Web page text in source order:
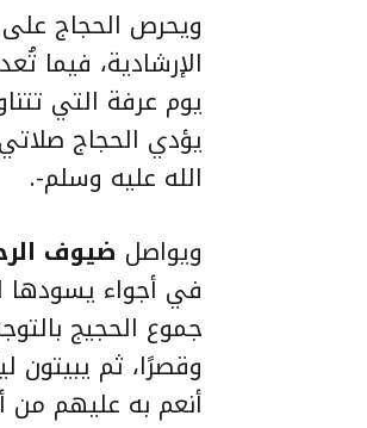
ويحرص الحجاج على
الإرشادية، فيما
يوم عرفة التي
يؤدي الحجاج
الله عليه وسلم-.
ويواصل ضيوف
في أجواء
جموع الحجيج
وقصرًا، ثم يبيتون
أنعم به عليهم من